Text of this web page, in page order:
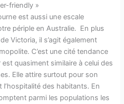
friendly »
est aussi une escale
périple en Australie. En plus
Victoria, il s’agit également
C’est une cité tendance
quasiment similaire à celui des
Elle attire surtout pour son
l’hospitalité des habitants. En
parmi les populations les